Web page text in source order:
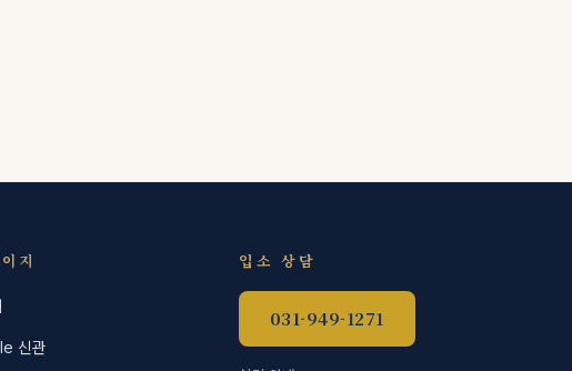
지
신관
입소 상담
031-949-1271